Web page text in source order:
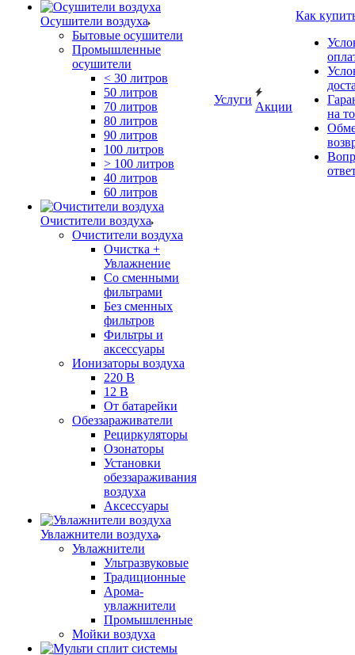
Осушители воздуха
Бытовые осушители
Промышленные
осушители
< 30 литров
50 литров
70 литров
80 литров
90 литров
100 литров
> 100 литров
40 литров
60 литров
Очистители воздуха
Очистители воздуха
Очистка +
Увлажнение
Cо сменными
фильтрами
Без сменных
фильтров
Фильтры и
аксессуары
Ионизаторы воздуха
220 В
12 В
От батарейки
Обеззараживатели
Рециркуляторы
Озонаторы
Установки
обеззараживания
воздуха
Аксессуары
Увлажнители воздуха
Увлажнители
Ультразвуковые
Традиционные
Арома-
увлажнители
Промышленные
Мойки воздуха
Услуги
Акции
Как
на